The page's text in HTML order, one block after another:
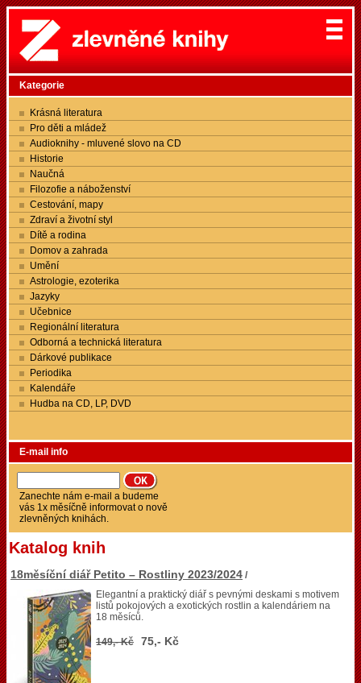
Kategorie
Krásná literatura
Pro děti a mládež
Audioknihy - mluvené slovo na CD
Historie
Naučná
Filozofie a náboženství
Cestování, mapy
Zdraví a životní styl
Dítě a rodina
Domov a zahrada
Umění
Astrologie, ezoterika
Jazyky
Učebnice
Regionální literatura
Odborná a technická literatura
Dárkové publikace
Periodika
Kalendáře
Hudba na CD, LP, DVD
E-mail info
Zanechte nám e-mail a budeme
vás 1x měsíčně informovat o nově
zlevněných knihách.
Katalog knih
18měsíční diář Petito – Rostliny 2023/2024 /
Elegantní a praktický diář s pevnými deskami s motivem
listů pokojových a exotických rostlin a kalendáriem na
18 měsíců.
149,- Kč 75,- Kč